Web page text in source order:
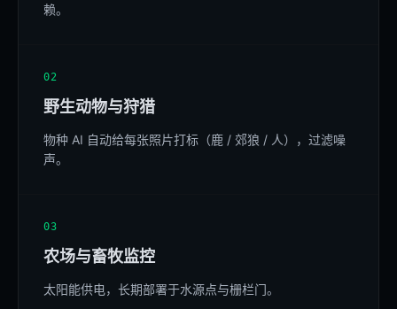
赖。
02
野生动物与狩猎
物种 AI 自动给每张照片打标（鹿 / 郊狼 / 人），过滤噪
声。
03
农场与畜牧监控
太阳能供电，长期部署于水源点与栅栏门。